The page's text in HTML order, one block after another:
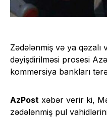
Zədələnmiş və ya qəzalı
dəyişdirilməsi prosesi
kommersiya bankları
AzPost xəbər verir ki,
zədələnmiş pul